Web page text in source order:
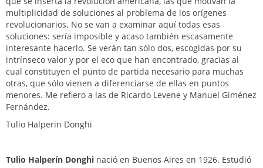
multiplicidad de soluciones al problema de los orígenes
revolucionarios. No se van a examinar aquí todas esas
soluciones: sería imposible y acaso también escasamente
interesante ha­cerlo. Se verán tan sólo dos, escogidas por su
intrínseco valor y por el eco que han encontrado, gracias al
cual constituyen el punto de partida necesario para muchas
otras, que sólo vienen a diferenciarse de ellas en puntos
menores. Me refiero a las de Ricardo Levene y Manuel Giménez
Fernández.
Tulio Halperin Donghi
Tulio Halperín Donghi nació en Buenos Aires en 1926. Estudió